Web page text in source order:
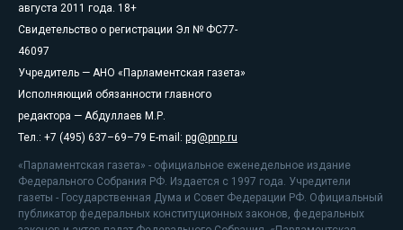
августа 2011 года. 18+
Свидетельство о регистрации Эл № ФС77-
46097
Учредитель — АНО «Парламентская газета»
Исполняющий обязанности главного
редактора — Абдуллаев М.Р.
Тел.: +7 (495) 637–69–79 E-mail: pg@pnp.ru
«Парламентская газета» - официальное еженедельное издание
Федерального Собрания РФ. Издается с 1997 года. Учредители
газеты - Государственная Дума и Совет Федерации РФ. Официальный
публикатор федеральных конституционных законов, федеральных